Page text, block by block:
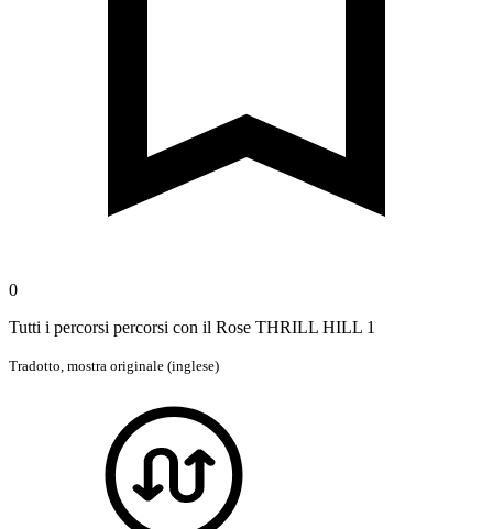
0
Tutti i percorsi percorsi con il Rose THRILL HILL 1
Tradotto, mostra originale (inglese)